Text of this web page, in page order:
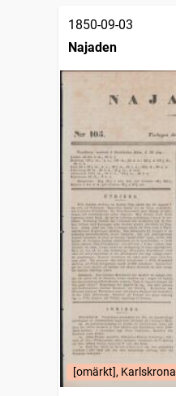
1850-09-03
Najaden
[omärkt], Karlskrona